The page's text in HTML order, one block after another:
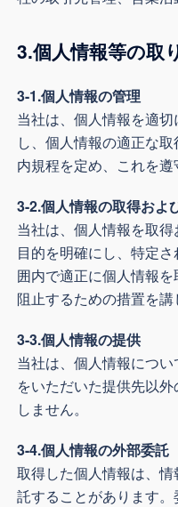
3.個人情報等の取
3-1.個人情報の管理
当社は、個人情報を適
し、個人情報の適正な
内規程を定め、これを遵
3-2.個人情報の取得およ
当社は、個人情報を取
目的を明確にし、特定
囲内で適正に個人情報
阻止するための措置を講
3-3.個人情報の提供
当社は、個人情報につ
をいただいた提供先以
しません。
3-4.個人情報の外部委託
取得した個人情報は、
託することがあります